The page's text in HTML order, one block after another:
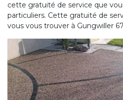
cette gratuité de service que
particuliers. Cette gratuité de
vous vous trouver à Gungwiller